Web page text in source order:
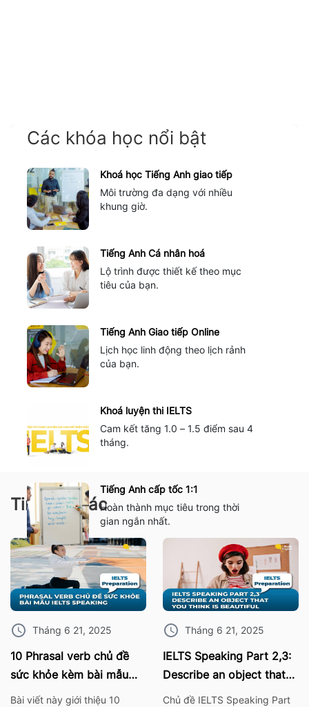
Các khóa học nổi bật
Khoá học Tiếng Anh giao tiếp
Môi trường đa dạng với nhiều
khung giờ.
Tiếng Anh Cá nhân hoá
Lộ trình được thiết kế theo mục
tiêu của bạn.
Tiếng Anh Giao tiếp Online
Lịch học linh động theo lịch rảnh
của bạn.
Khoá luyện thi IELTS
Cam kết tăng 1.0 – 1.5 điểm sau 4
tháng.
Tiếng Anh cấp tốc 1:1
Hoàn thành mục tiêu trong thời
gian ngắn nhất.
Tin tức khác
Tháng 6 21, 2025
10 Phrasal verb chủ đề
sức khỏe kèm bài mẫu
IELTS Speaking
Bài viết này giới thiệu 10
Tháng 6 21, 2025
IELTS Speaking Part 2,3:
Describe an object that
you think is beautiful
Chủ đề IELTS Speaking Part